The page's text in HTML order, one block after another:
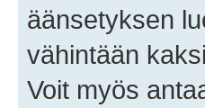
äänsetyksen
vähintään
Voit myös